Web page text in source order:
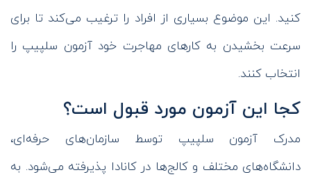
کنید. این موضوع بسیاری از افراد را ترغیب می‌کند تا برای
سرعت بخشیدن به کارهای مهاجرت خود آزمون سلپیپ را
انتخاب کنند.
کجا این آزمون مورد قبول است؟
مدرک آزمون سلپیپ توسط سازمان‌های حرفه‌ای،
دانشگاه‌های مختلف و کالج‌ها در کانادا پذیرفته می‌شود. به